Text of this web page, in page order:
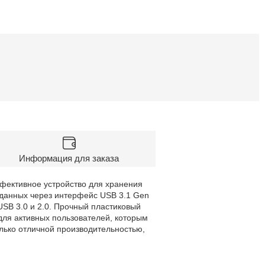
Информация для заказа
устройство для хранения
через интерфейс USB 3.1 Gen
3.0 и 2.0. Прочный пластиковый
активных пользователей, которым
отличной производительностью,